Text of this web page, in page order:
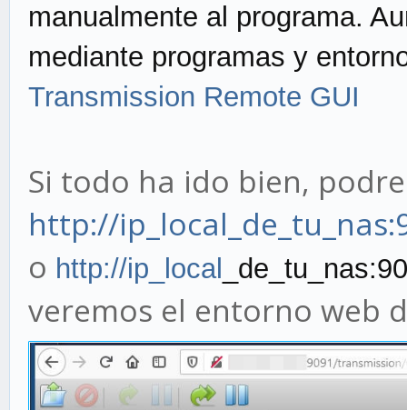
manualmente al programa.
mediante programas y
Transmission Remote GUI
Si todo ha ido bien,
http://
o http://ip_local
veremos el entorno web